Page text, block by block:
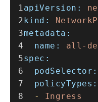
apiVersion:
kind:
metadata:
name:
all-
spec:
podSelector:
policyTypes:
-
Ingress